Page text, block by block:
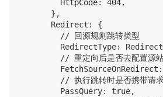
        HttpCode: 404,
      },
      Redirect: {
        // 回源规则跳转类型
RedirectType:
// 重定向后是否去配置源
// 执行跳转时是否携带请
        PassQuery: true,